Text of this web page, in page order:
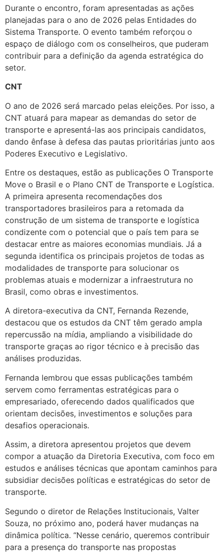
Durante o encontro, foram apresentadas as ações
planejadas para o ano de 2026 pelas Entidades do
Sistema Transporte. O evento também reforçou o
espaço de diálogo com os conselheiros, que puderam
contribuir para a definição da agenda estratégica do
setor.
CNT
O ano de 2026 será marcado pelas eleições. Por isso, a
CNT atuará para mapear as demandas do setor de
transporte e apresentá-las aos principais candidatos,
dando ênfase à defesa das pautas prioritárias junto aos
Poderes Executivo e Legislativo.
Entre os destaques, estão as publicações O Transporte
Move o Brasil e o Plano CNT de Transporte e Logística.
A primeira apresenta recomendações dos
transportadores brasileiros para a retomada da
construção de um sistema de transporte e logística
condizente com o potencial que o país tem para se
destacar entre as maiores economias mundiais. Já a
segunda identifica os principais projetos de todas as
modalidades de transporte para solucionar os
problemas atuais e modernizar a infraestrutura no
Brasil, como obras e investimentos.
A diretora-executiva da CNT, Fernanda Rezende,
destacou que os estudos da CNT têm gerado ampla
repercussão na mídia, ampliando a visibilidade do
transporte graças ao rigor técnico e à precisão das
análises produzidas.
Fernanda lembrou que essas publicações também
servem como ferramentas estratégicas para o
empresariado, oferecendo dados qualificados que
orientam decisões, investimentos e soluções para
desafios operacionais.
Assim, a diretora apresentou projetos que devem
compor a atuação da Diretoria Executiva, com foco em
estudos e análises técnicas que apontam caminhos para
subsidiar decisões políticas e estratégicas do setor de
transporte.
Segundo o diretor de Relações Institucionais, Valter
Souza, no próximo ano, poderá haver mudanças na
dinâmica política. “Nesse cenário, queremos contribuir
para a presença do transporte nas propostas